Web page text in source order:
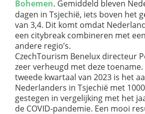
Bohemen. Gemiddeld bleven
dagen in Tsjechië, iets boven het
van 3,4. Dit komt omdat
een citybreak combineren met
andere regio’s.
CzechTourism Benelux directeur
zeer verheugd met deze toename.
tweede kwartaal van 2023 is het
Nederlanders in Tsjechië met
gestegen in vergelijking met het
de COVID-pandemie. Een mooi